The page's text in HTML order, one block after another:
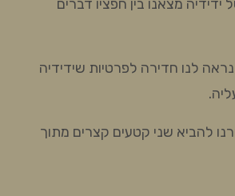
מצאנו בין חפציו דברים
לנו חדירה לפרטיות שידידיה
להביא שני קטעים קצרים מתוך